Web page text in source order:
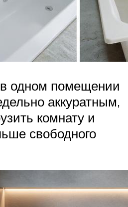
одном помещении
аккуратным,
комнату и
свободного